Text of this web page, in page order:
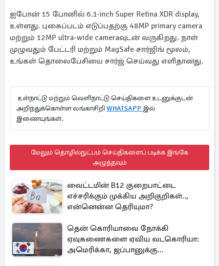
ஐபோன் 15 போனில் 6.1-inch Super Retina XDR display,
உள்ளது. புகைப்படம் எடுப்பதற்கு 48MP primary camera
மற்றும் 12MP ultra-wide cameraவுடன் வருகிறது. நாள்
முழுவதும் பேட்டரி மற்றும் MagSafe சார்ஜிங் மூலம்,
உங்கள் தொலைபேசியை சார்ஜ் செய்வது எளிதானது.
உள்நாட்டு மற்றும் வெளிநாட்டு செய்திகளை உடனுக்குடன்
அறிந்துக்கொள்ள லங்காசிறி WHATSAPP இல்
இணையுங்கள்.
மேலும் தொழில்நுட்பம் செய்திகளைப் படிக்க இங்கே
அழுத்தவும்
வைட்டமின் B12 குறைபாட்டை
எச்சரிக்கும் முக்கிய அறிகுறிகள்..,
என்னென்ன தெரியுமா?
தென் கொரியாவை நோக்கி
ஏவுகணைகளை ஏவிய வடகொரியா:
அமெரிக்கா, ஜப்பானுக்கு